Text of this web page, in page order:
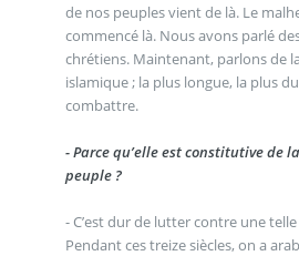
de nos peuples vient de là. Le
commencé là. Nous avons parlé
chrétiens. Maintenant, parlons de
islamique ; la plus longue, la plus
combattre.
- Parce qu’elle est constitutive de
peuple ?
- C’est dur de lutter contre une
Pendant ces treize siècles, on a